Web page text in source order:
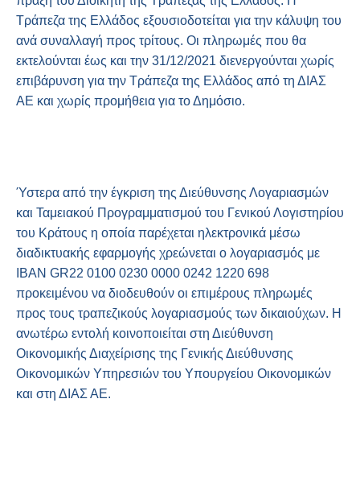
Τράπεζα της Ελλάδος εξουσιοδοτείται για την κάλυψη του
ανά συναλλαγή προς τρίτους. Οι πληρωμές που θα
εκτελούνται έως και την 31/12/2021 διενεργούνται χωρίς
επιβάρυνση για την Τράπεζα της Ελλάδος από τη ΔΙΑΣ
ΑΕ και χωρίς προμήθεια για το Δημόσιο.
Ύστερα από την έγκριση της Διεύθυνσης Λογαριασμών
και Ταμειακού Προγραμματισμού του Γενικού Λογιστηρίου
του Κράτους η οποία παρέχεται ηλεκτρονικά μέσω
διαδικτυακής εφαρμογής χρεώνεται ο λογαριασμός με
ΙΒΑΝ GR22 0100 0230 0000 0242 1220 698
προκειμένου να διοδευθούν οι επιμέρους πληρωμές
προς τους τραπεζικούς λογαριασμούς των δικαιούχων. Η
ανωτέρω εντολή κοινοποιείται στη Διεύθυνση
Οικονομικής Διαχείρισης της Γενικής Διεύθυνσης
Οικονομικών Υπηρεσιών του Υπουργείου Οικονομικών
και στη ΔΙΑΣ ΑΕ.